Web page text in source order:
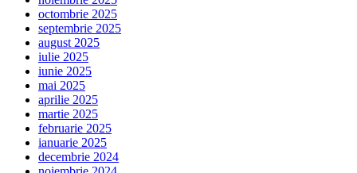
octombrie 2025
septembrie 2025
august 2025
iulie 2025
iunie 2025
mai 2025
aprilie 2025
martie 2025
februarie 2025
ianuarie 2025
decembrie 2024